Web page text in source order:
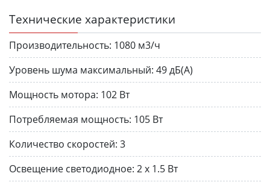
Технические характеристики
Производительность: 1080 м3/ч
Уровень шума максимальный: 49 дБ(А)
Мощность мотора: 102 Вт
Потребляемая мощность: 105 Вт
Количество скоростей: 3
Освещение светодиодное: 2 х 1.5 Вт